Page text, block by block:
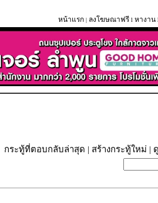
หน้าแรก | ลงโฆษณาฟรี l หางาน l
กระทู้ที่ตอบกลับล่าสุด | สร้างกระทู้ใหม่ |